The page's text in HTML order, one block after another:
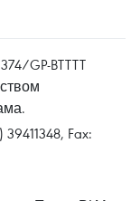
GP-BTTTT
Fax: